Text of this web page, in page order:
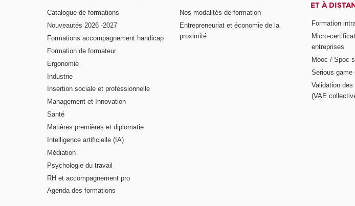
Catalogue de formations
Nouveautés 2026 -2027
Formations accompagnement handicap
Formation de formateur
Ergonomie
Industrie
Insertion sociale et professionnelle
Management et Innovation
Santé
Matières premières et diplomatie
Intelligence artificielle (IA)
Médiation
Psychologie du travail
RH et accompagnement pro
Agenda des formations
Nos modalités de formation
Entrepreneuriat et économie de la
proximité
ET À
Formation
Micro-
entreprises
Mooc / Spoc
Serious game
Validation
(VAE